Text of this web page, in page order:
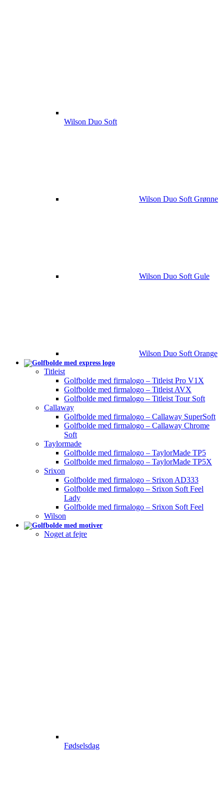
Wilson Duo Soft
Wilson Duo Soft Grønne
Wilson Duo Soft Gule
Wilson Duo Soft Orange
Titleist
Golfbolde med firmalogo – Titleist Pro V1X
Golfbolde med firmalogo – Titleist AVX
Golfbolde med firmalogo – Titleist Tour Soft
Callaway
Golfbolde med firmalogo – Callaway SuperSoft
Golfbolde med firmalogo – Callaway Chrome
Soft
Taylormade
Golfbolde med firmalogo – TaylorMade TP5
Golfbolde med firmalogo – TaylorMade TP5X
Srixon
Golfbolde med firmalogo – Srixon AD333
Golfbolde med firmalogo – Srixon Soft Feel
Lady
Golfbolde med firmalogo – Srixon Soft Feel
Wilson
Noget at fejre
Fødselsdag